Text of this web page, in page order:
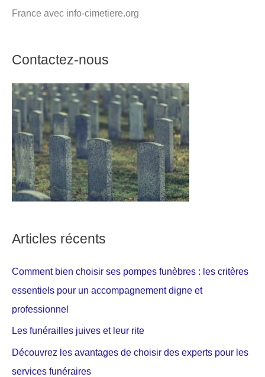
France avec info-cimetiere.org
Contactez-nous
Articles récents
Comment bien choisir ses pompes funèbres : les critères
essentiels pour un accompagnement digne et
professionnel
Les funérailles juives et leur rite
Découvrez les avantages de choisir des experts pour les
services funéraires